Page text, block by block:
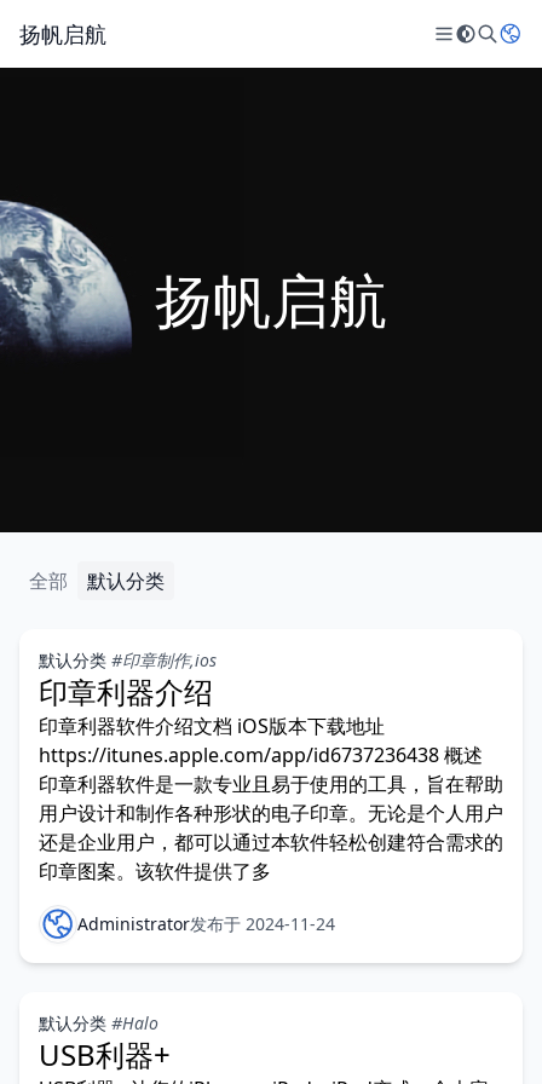
扬帆启航
扬帆启航
全部 默认分类
默认分类 #印章制作,ios
印章利器介绍
印章利器软件介绍文档 iOS版本下载地址
https://itunes.apple.com/app/id6737236438 概述
印章利器软件是一款专业且易于使用的工具，旨在帮助
用户设计和制作各种形状的电子印章。无论是个人用户
还是企业用户，都可以通过本软件轻松创建符合需求的
印章图案。该软件提供了多
Administrator发布于 2024-11-24
默认分类 #Halo
USB利器+